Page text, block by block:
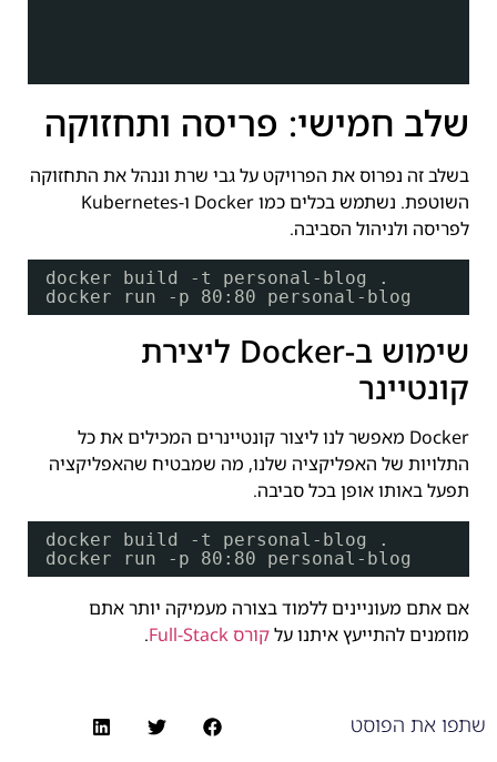
שלב חמישי: פריסה ותחזוקה
בשלב זה נפרוס את הפרויקט על גבי שרת וננהל את התחזוקה
השוטפת. נשתמש בכלים כמו Docker ו-Kubernetes
לפריסה ולניהול הסביבה.
docker build -t personal-blog .
docker run -p 80:80 personal-blog
שימוש ב-Docker ליצירת
קונטיינר
Docker מאפשר לנו ליצור קונטיינרים המכילים את כל
התלויות של האפליקציה שלנו, מה שמבטיח שהאפליקציה
תפעל באותו אופן בכל סביבה.
docker build -t personal-blog .
docker run -p 80:80 personal-blog
אם אתם מעוניינים ללמוד בצורה מעמיקה יותר אתם
מוזמנים להתייעץ איתנו עלקורס Full-Stack .
שתפו את הפוסט